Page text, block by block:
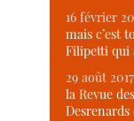
16 février
mais c’est
Filipetti qui
29 août
la Revue